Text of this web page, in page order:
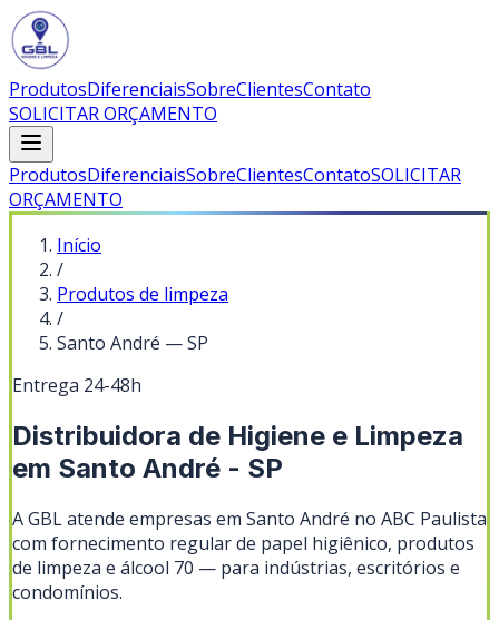
ProdutosDiferenciaisSobreClientesContato
SOLICITAR ORÇAMENTO
ProdutosDiferenciaisSobreClientesContatoSOLICITAR
ORÇAMENTO
Início
/
Produtos de limpeza
/
Santo André —SP
Entrega 24-48h
Distribuidora de Higiene e Limpeza
em Santo André - SP
A GBL atende empresas em Santo André no ABC Paulista
com fornecimento regular de papel higiênico, produtos
de limpeza e álcool 70 — para indústrias, escritórios e
condomínios.